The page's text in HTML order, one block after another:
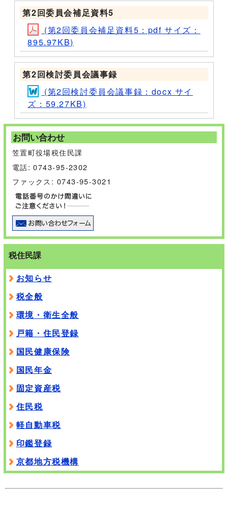
第2回委員会補足資料5
(第2回委員会補足資料5：pdf サイズ：
895.97KB)
第2回検討委員会議事録
(第2回検討委員会議事録：docx サイ
ズ：59.27KB)
お問い合わせ
笠置町役場税住民課
電話: 0743-95-2302
ファックス: 0743-95-3021
税住民課
お知らせ
税全般
環境・衛生全般
戸籍・住民登録
国民健康保険
国民年金
固定資産税
住民税
軽自動車税
印鑑登録
京都地方税機構